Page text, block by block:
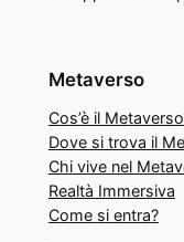
Metaverso
Cos’è il
Dove si trova il
Chi vive nel
Realtà Immersiva
Come si entra?